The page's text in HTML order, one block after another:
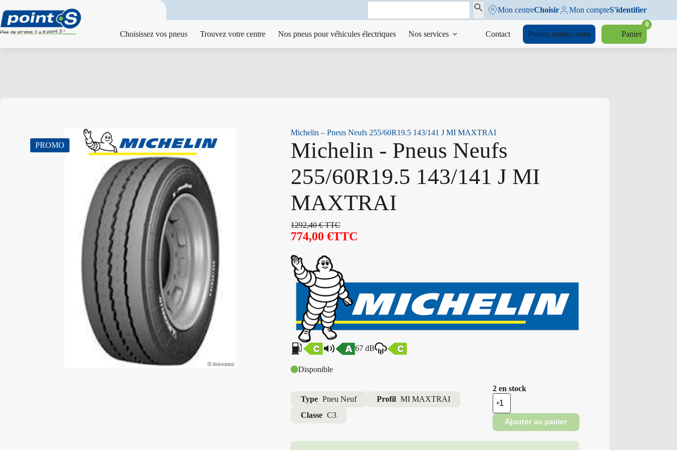
au
contenu
Search
Search ButtonMon centreChoisir Mon compteS'identifier
Choisissez vos pneus Trouvez votre centre Nos pneus pour véhicules électriques Nos services Contact Prenez rendez-vous Panier
0
PROMO
Michelin – Pneus Neufs 255/60R19.5 143/141 J MI MAXTRAI
Michelin - Pneus Neufs
255/60R19.5 143/141 J MI
MAXTRAI
1292,40€TTC
774,00€TTC
67 dB
Disponible
Type Pneu Neuf Profil MI MAXTRAI
Classe C3
2 en stock
quantité
de
Michelin
Pneus
Neufs
Ajouter au panier